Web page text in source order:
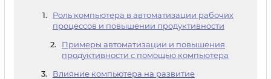
Роль компьютера в автоматизации рабочих
процессов и повышении продуктивности
Примеры автоматизации и повышения
продуктивности с помощью компьютера
Влияние компьютера на развитие